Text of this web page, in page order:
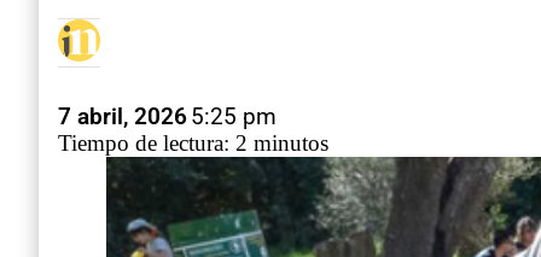
7 abril, 20265:25 pm
Tiempo de lectura: 2 minutos